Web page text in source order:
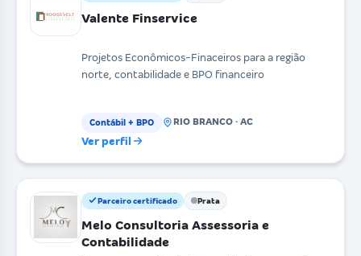
Valente Finservice
Projetos Econômicos-Finaceiros para a região
norte, contabilidade e BPO financeiro
Contábil + BPO RIO BRANCO · AC
Ver perfil
Parceiro certificado Prata
Melo Consultoria Assessoria e
Contabilidade